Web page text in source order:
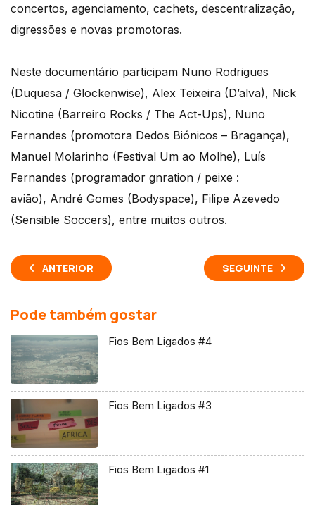
concertos, agenciamento, cachets, descentralização,
digressões e novas promotoras.
Neste documentário participam Nuno Rodrigues
(Duquesa / Glockenwise), Alex Teixeira (D’alva), Nick
Nicotine (Barreiro Rocks / The Act-Ups), Nuno
Fernandes (promotora Dedos Biónicos – Bragança),
Manuel Molarinho (Festival Um ao Molhe), Luís
Fernandes (programador gnration / peixe :
avião), André Gomes (Bodyspace), Filipe Azevedo
(Sensible Soccers), entre muitos outros.
ANTERIOR SEGUINTE
Pode também gostar
Fios Bem Ligados #4
Fios Bem Ligados #3
Fios Bem Ligados #1